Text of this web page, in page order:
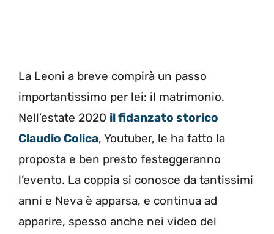
La Leoni a breve compirà un passo
importantissimo per lei: il matrimonio.
Nell’estate 2020 il fidanzato storico
Claudio Colica, Youtuber, le ha fatto la
proposta e ben presto festeggeranno
l’evento. La coppia si conosce da tantissimi
anni e Neva è apparsa, e continua ad
apparire, spesso anche nei video del